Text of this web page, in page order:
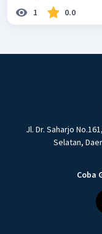
1 0.0
Jl. Dr. Saharjo
Selatan,
Coba